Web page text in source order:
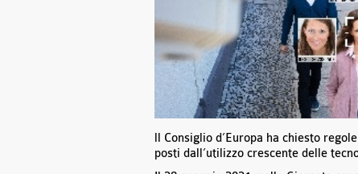
ll Consiglio d’Europa ha chiesto
posti dall’utilizzo crescente delle